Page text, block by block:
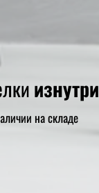
изнутри
на складе